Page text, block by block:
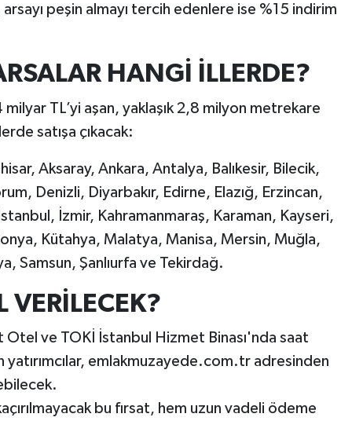
arsayı peşin almayı tercih edenlere ise %15 indirim
HANGİ İLLERDE?
TL’yi aşan, yaklaşık 2,8 milyon metrekare
satışa çıkacak:
Aksaray, Ankara, Antalya, Balıkesir, Bilecik,
Denizli, Diyarbakır, Edirne, Elazığ, Erzincan,
İzmir, Kahramanmaraş, Karaman, Kayseri,
Kütahya, Malatya, Manisa, Mersin, Muğla,
Samsun, Şanlıurfa ve Tekirdağ.
VERİLECEK?
Otel ve TOKİ İstanbul Hizmet Binası'nda saat
emlakmuzayede.com.tr adresinden
bu fırsat, hem uzun vadeli ödeme